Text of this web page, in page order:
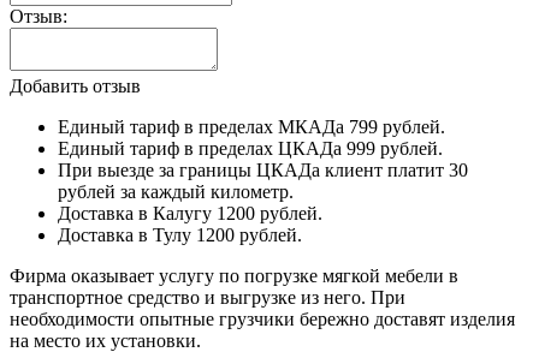
Отзыв:
Добавить отзыв
Единый тариф в пределах МКАДа 799 рублей.
Единый тариф в пределах ЦКАДа 999 рублей.
При выезде за границы ЦКАДа клиент платит 30
рублей за каждый километр.
Доставка в Калугу 1200 рублей.
Доставка в Тулу 1200 рублей.
Фирма оказывает услугу по погрузке мягкой мебели в
транспортное средство и выгрузке из него. При
необходимости опытные грузчики бережно доставят изделия
на место их установки.